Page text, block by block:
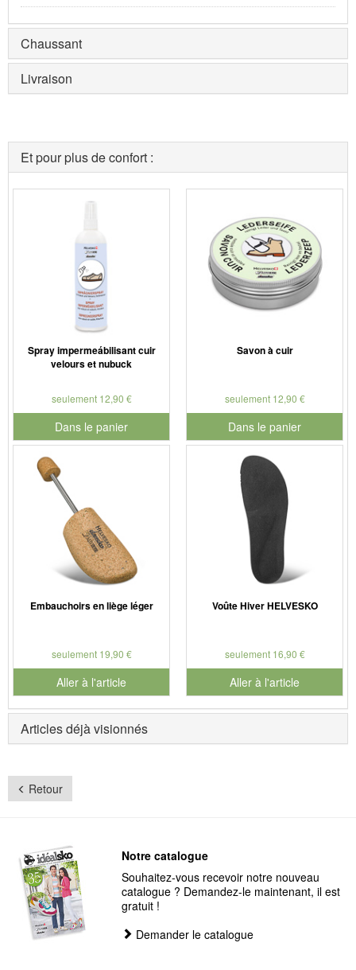
Chaussant
Livraison
Et pour plus de confort :
Spray impermeábilisant cuir
velours et nubuck
seulement 12,90 €
Dans le panier
pour le numéro de produit 901179
Savon à cuir
seulement 12,90 €
Dans le panier
pour le numéro de produit
Embauchoirs en liège léger
seulement 19,90 €
Aller à l'article
Voûte Hiver HELVESKO
seulement 16,90 €
Aller à l'article
Articles déjà visionnés
Retour
Notre catalogue
Souhaitez-vous recevoir notre nouveau
catalogue ? Demandez-le maintenant, il est
gratuit !
Demander le catalogue